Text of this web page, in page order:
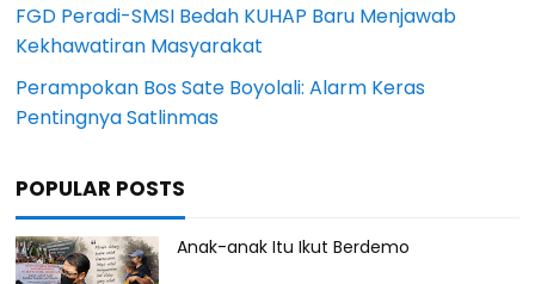
FGD Peradi-SMSI Bedah KUHAP Baru Menjawab
Kekhawatiran Masyarakat
Perampokan Bos Sate Boyolali: Alarm Keras
Pentingnya Satlinmas
POPULAR POSTS
Anak-anak Itu Ikut Berdemo